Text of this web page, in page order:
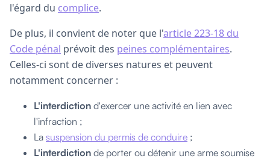
l'égard du complice.
De plus, il convient de noter que l'article 223-18 du
Code pénal prévoit des peines complémentaires.
Celles-ci sont de diverses natures et peuvent
notamment concerner :
L'interdiction d'exercer une activité en lien avec
l'infraction ;
La suspension du permis de conduire ;
L'interdiction de porter ou détenir une arme soumise